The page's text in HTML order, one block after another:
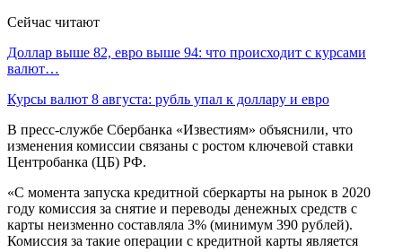
Сейчас читают
Доллар выше 82, евро выше 94: что происходит с курсами
валют…
Курсы валют 8 августа: рубль упал к доллару и евро
В пресс-службе Сбербанка «Известиям» объяснили, что
изменения комиссии связаны с ростом ключевой ставки
Центробанка (ЦБ) РФ.
«С момента запуска кредитной сберкарты на рынок в 2020
году комиссия за снятие и переводы денежных средств с
карты неизменно составляла 3% (минимум 390 рублей).
Комиссия за такие операции с кредитной карты является